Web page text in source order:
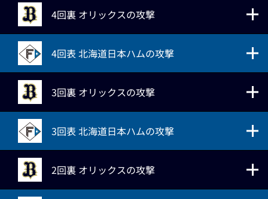
4回裏 オリックスの攻撃
4回表 北海道日本ハムの攻撃
3回裏 オリックスの攻撃
3回表 北海道日本ハムの攻撃
2回裏 オリックスの攻撃